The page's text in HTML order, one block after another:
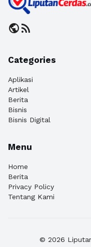
publicrss_feed
Categories
Aplikasi
Artikel
Berita
Bisnis
Bisnis Digital
Menu
Home
Berita
Privacy Policy
Tentang Kami
© 2026